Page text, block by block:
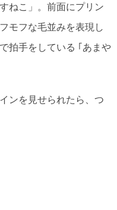
ねこ」。前面にプリン
モフな毛並みを表現し
拍手をしている ｢あまや
ンを見せられたら、つ